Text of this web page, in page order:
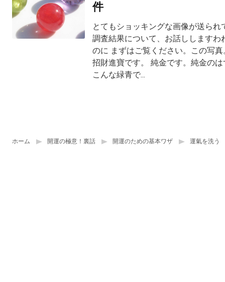
ホーム 開運の極意！裏話 開運のための基本ワザ 運氣を洗う
件
とてもショッキングな画像が送られ
調査結果について、お話ししますわ
のに まずはご覧ください。この写
招財進寶です。 純金です。純金の
こんな緑青で...